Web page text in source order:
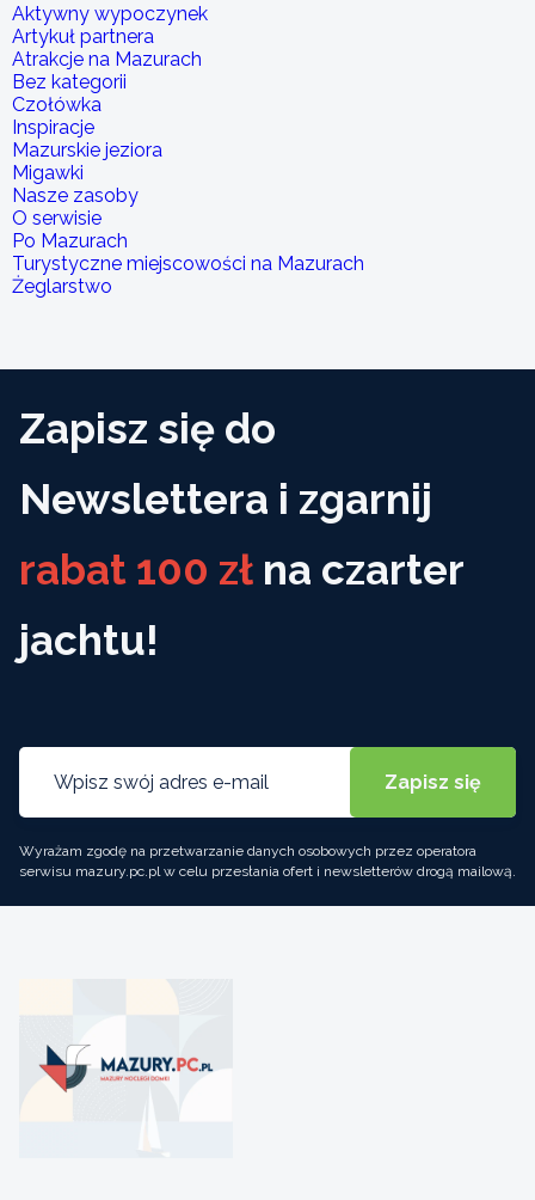
Aktywny wypoczynek
Artykuł partnera
Atrakcje na Mazurach
Bez kategorii
Czołówka
Inspiracje
Mazurskie jeziora
Migawki
Nasze zasoby
O serwisie
Po Mazurach
Turystyczne miejscowości na Mazurach
Żeglarstwo
Zapisz się do
Newslettera i zgarnij
rabat 100 zł na czarter
jachtu!
Wyrażam zgodę na przetwarzanie danych osobowych przez operatora
serwisu mazury.pc.pl w celu przesłania ofert i newsletterów drogą mailową.